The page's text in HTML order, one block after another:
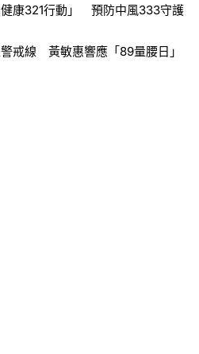
康321行動」 預防中風333守護
戒線 黃敏惠響應「89量腰日」